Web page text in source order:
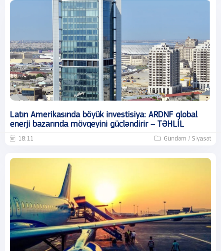
Latın Amerikasında böyük investisiya: ARDNF qlobal
enerji bazarında mövqeyini gücləndirir – TƏHLİL
18:11 Gündəm / Siyasət